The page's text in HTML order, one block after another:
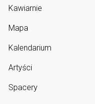
Kawiarnie
Mapa
Kalendarium
Artyści
Spacery